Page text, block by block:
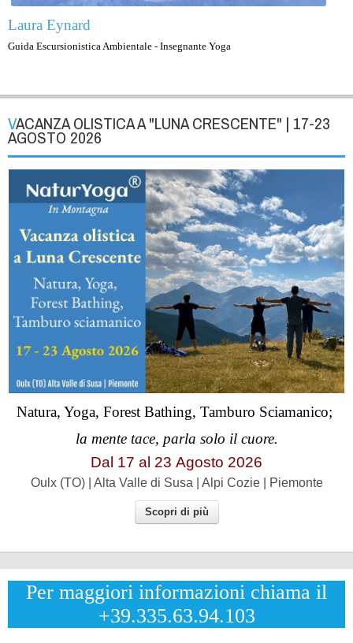
Laura Eynard
Guida Escursionistica Ambientale - Insegnante Yoga
VACANZA OLISTICA A "LUNA CRESCENTE" | 17-23
AGOSTO 2026
Natura, Yoga, Forest Bathing, Tamburo Sciamanico;
la mente tace, parla solo il cuore.
Dal 17 al 23 Agosto 2026
Oulx (TO) | Alta Valle di Susa | Alpi Cozie | Piemonte
Scopri di più
Per maggiori informazioni chiama il
+39.335.63.94.103